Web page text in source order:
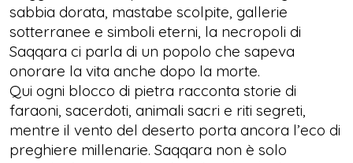
sabbia dorata, mastabe scolpite, gallerie
sotterranee e simboli eterni, la necropoli di
Saqqara ci parla di un popolo che sapeva
onorare la vita anche dopo la morte.
Qui ogni blocco di pietra racconta storie di
faraoni, sacerdoti, animali sacri e riti segreti,
mentre il vento del deserto porta ancora l’eco di
preghiere millenarie. Saqqara non è solo